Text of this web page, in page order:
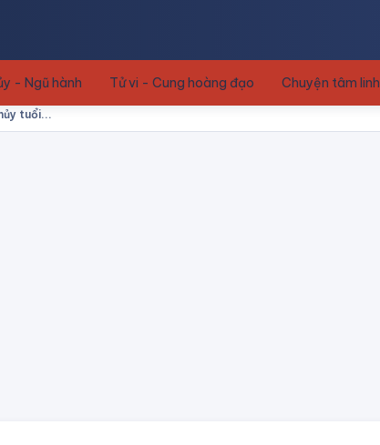
- Ngũ hành Tử vi - Cung hoàng đạo Chuyện tâm linh
tuổi...